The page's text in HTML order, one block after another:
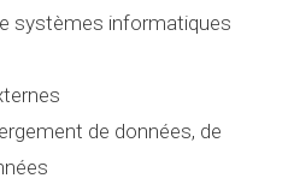
systèmes informatiques
de données, de